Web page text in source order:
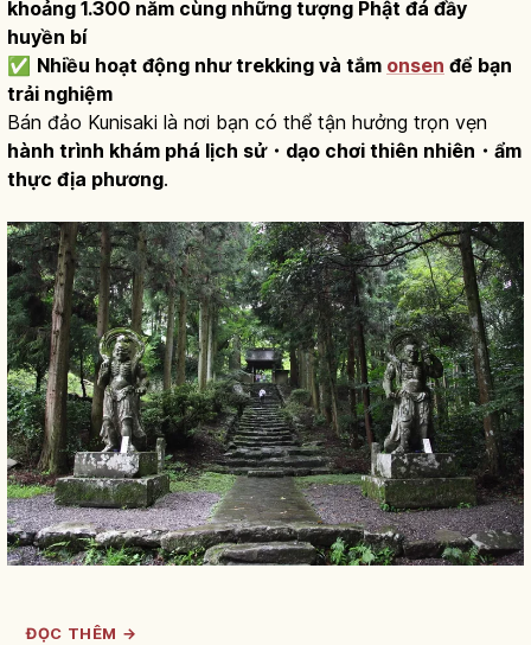
khoảng 1.300 năm cùng những tượng Phật đá đầy
huyền bí
✅ Nhiều hoạt động như trekking và tắm onsen để bạn
trải nghiệm
Bán đảo Kunisaki là nơi bạn có thể tận hưởng trọn vẹn
hành trình khám phá lịch sử・dạo chơi thiên nhiên・ẩm
thực địa phương.
ĐỌC THÊM →